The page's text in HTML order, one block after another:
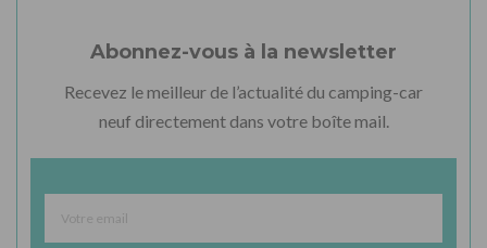
Abonnez-vous à la newsletter
Recevez le meilleur de l’actualité du camping-car
neuf directement dans votre boîte mail.